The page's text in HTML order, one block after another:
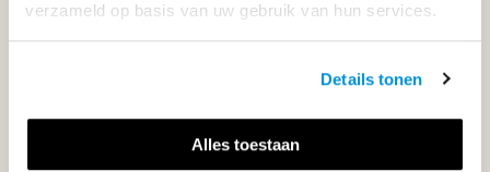
verzameld op basis van uw gebruik van hun services.
Details tonen
Alles toestaan
Neem contact op